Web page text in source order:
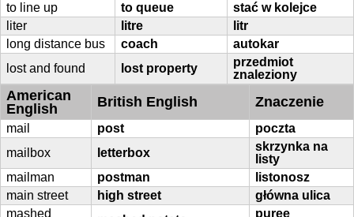
to line up
to queue
stać w kolejce
liter
litre
litr
long distance bus
coach
autokar
lost and found
lost property
przedmiot
znaleziony
American
English
British English Znaczenie
mail post
poczta
mailbox
letterbox
skrzynka na
listy
mailman
postman
listonosz
main street
high street
główna ulica
mashed
puree